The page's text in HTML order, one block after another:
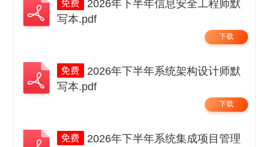
2026年下半年信息安全工程师默
写本.pdf
下载
2026年下半年系统架构设计师默
写本.pdf
下载
2026年下半年系统集成项目管理